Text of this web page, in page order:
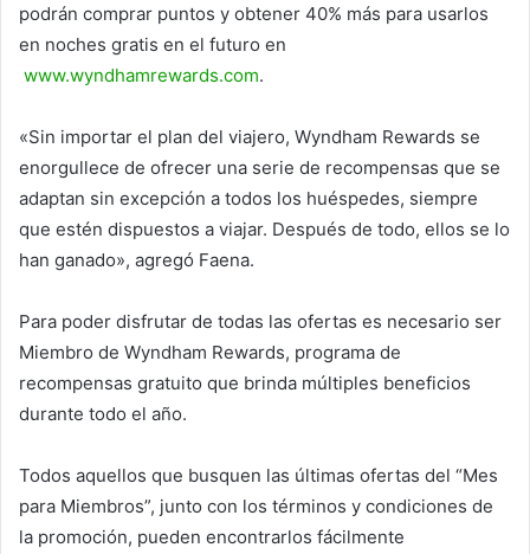
podrán comprar puntos y obtener 40% más para usarlos
en noches gratis en el futuro en
www.wyndhamrewards.com.
«Sin importar el plan del viajero, Wyndham Rewards se
enorgullece de ofrecer una serie de recompensas que se
adaptan sin excepción a todos los huéspedes, siempre
que estén dispuestos a viajar. Después de todo, ellos se lo
han ganado», agregó Faena.
Para poder disfrutar de todas las ofertas es necesario ser
Miembro de Wyndham Rewards, programa de
recompensas gratuito que brinda múltiples beneficios
durante todo el año.
Todos aquellos que busquen las últimas ofertas del “Mes
para Miembros”, junto con los términos y condiciones de
la promoción, pueden encontrarlos fácilmente